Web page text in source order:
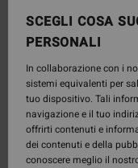
SCEGLI COSA
PERSONALI
In collaborazione con i
sistemi equivalenti per
tuo dispositivo. Tali
navigazione e il tuo
offrirti contenuti e
dei contenuti e della
conoscere meglio il